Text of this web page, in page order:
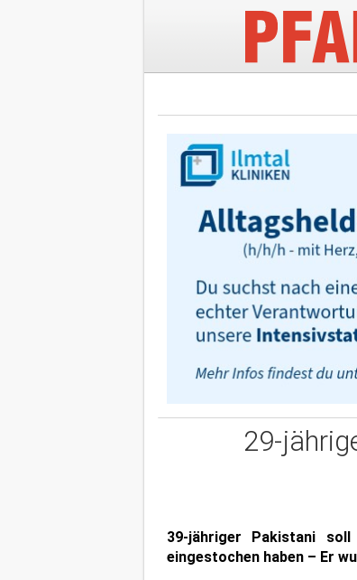
29-
39-jähriger Pakistani
eingestochen haben – Er